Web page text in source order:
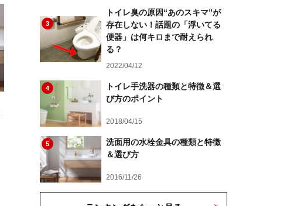
3
トイレ臭の原因“あのスキマ”が
存在しない！話題の「浮いてる
便器」は何キロまで耐えられ
る？
2022/04/12
4
トイレ手洗器の種類と特徴＆選
び方のポイント
2018/04/15
5
洗面用の水栓金具の種類と特徴
＆選び方
2016/11/26